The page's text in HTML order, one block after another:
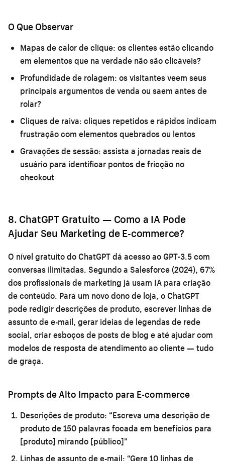
O Que Observar
Mapas de calor de clique: os clientes estão clicando
em elementos que na verdade não são clicáveis?
Profundidade de rolagem: os visitantes veem seus
principais argumentos de venda ou saem antes de
rolar?
Cliques de raiva: cliques repetidos e rápidos indicam
frustração com elementos quebrados ou lentos
Gravações de sessão: assista a jornadas reais de
usuário para identificar pontos de fricção no
checkout
8. ChatGPT Gratuito — Como a IA Pode
Ajudar Seu Marketing de E-commerce?
O nível gratuito do ChatGPT dá acesso ao GPT-3.5 com
conversas ilimitadas. Segundo a Salesforce (2024), 67%
dos profissionais de marketing já usam IA para criação
de conteúdo. Para um novo dono de loja, o ChatGPT
pode redigir descrições de produto, escrever linhas de
assunto de e-mail, gerar ideias de legendas de rede
social, criar esboços de posts de blog e até ajudar com
modelos de resposta de atendimento ao cliente — tudo
de graça.
Prompts de Alto Impacto para E-commerce
Descrições de produto: “Escreva uma descrição de
produto de 150 palavras focada em benefícios para
[produto] mirando [público]”
Linhas de assunto de e-mail: “Gere 10 linhas de